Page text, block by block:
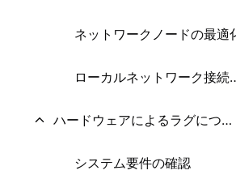
ネットワークノードの最適
ローカルネ
ハードウェアによるラグについて
システム要件の確認